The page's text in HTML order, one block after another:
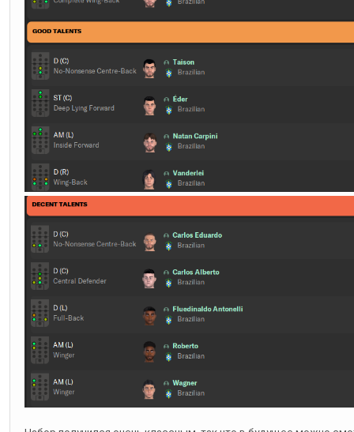
Набор получился очень классным, так что в будущее можно
German16 лет DR Бразилия/Германия